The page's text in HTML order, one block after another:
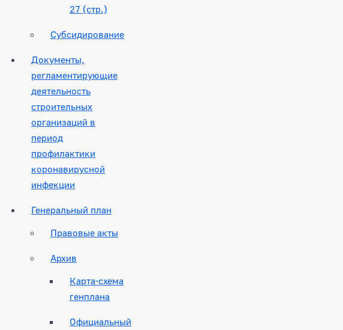
27 (стр.)
Субсидирование
Документы,
регламентирующие
деятельность
строительных
организаций в
период
профилактики
коронавирусной
инфекции
Генеральный план
Правовые акты
Архив
Карта-схема
генплана
Официальный